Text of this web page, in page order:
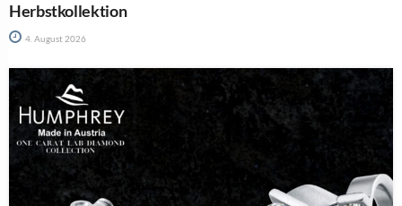
Herbstkollektion
4. August 2026